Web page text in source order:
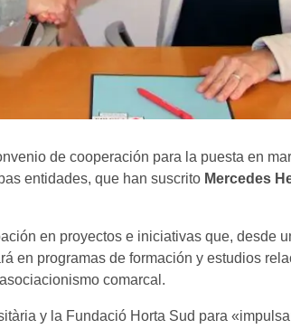
de cooperación para la puesta en
entidades, que han suscrito Mercedes
en proyectos e iniciativas que, desde
en programas de formación y estudios
comarcal.
y la Fundació Horta Sud para